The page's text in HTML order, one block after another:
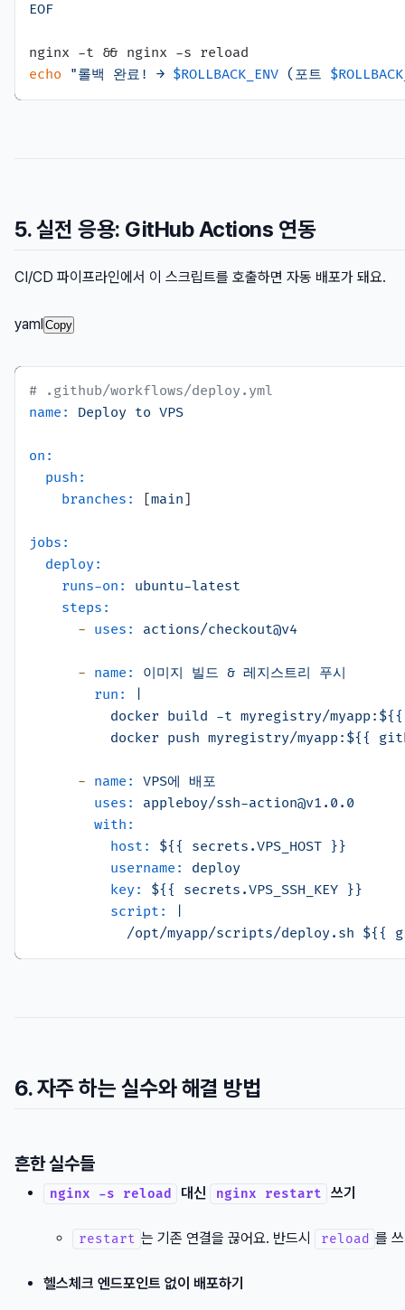
EOF
echo
"롤백 완료! → $ROLLBACK_ENV (포트
5. 실전 응용: GitHub Actions 연동
CI/CD 파이프라인에서 이 스크립트를 호출하면 자동 배포가 돼요.
yaml Copy
# .github/workflows/deploy.yml
name:
Deploy to VPS
on:
push:
branches:
main
jobs:
deploy:
runs-on:
ubuntu-latest
steps:
- uses: actions/checkout@v4
- name: 이미지 빌드 & 레지스트리
푸시
run:
docker build -t myregistry/
- name: VPS에
배포
uses:
appleboy/ssh-action@v1.0.0
with:
host:
${{ secrets.VPS_HOST
}}
username:
deploy
key:
${{ secrets.VPS_SSH_KEY
}}
script:
6. 자주 하는 실수와 해결 방법
흔한 실수들
nginx -s reload 대신 nginx restart 쓰기
restart 는 기존 연결을 끊어요. 반드시 reload 를
헬스체크 엔드포인트 없이 배포하기